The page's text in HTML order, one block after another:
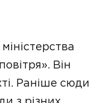
Він
Раніше сюди